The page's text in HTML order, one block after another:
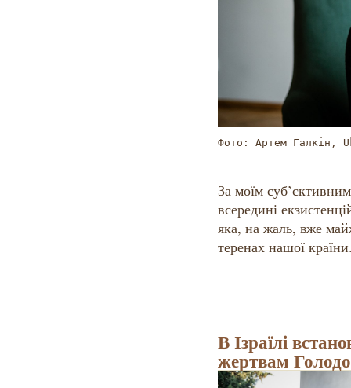
Фото: Артем Галкін,
За моїм
всередині
яка, на жаль, вже
теренах нашої
В Ізраїлі
жертвам